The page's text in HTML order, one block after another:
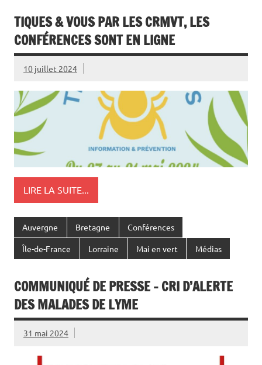
TIQUES & VOUS PAR LES CRMVT, LES
CONFÉRENCES SONT EN LIGNE
10 juillet 2024
LIRE LA SUITE...
Auvergne Bretagne Conférences
Île-de-France Lorraine Mai en vert Médias
COMMUNIQUÉ DE PRESSE – CRI D’ALERTE
DES MALADES DE LYME
31 mai 2024